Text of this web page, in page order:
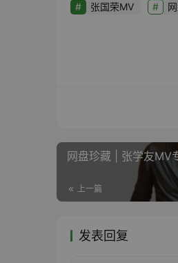
张国荣MV
网盘珍藏 | 张学友MV
上一篇
发表回复